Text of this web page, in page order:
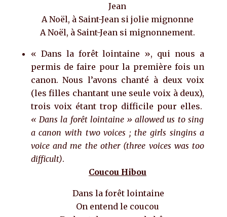
Jean
A Noël, à Saint-Jean si jolie mignonne
A Noël, à Saint-Jean si mignonnement.
« Dans la forêt lointaine », qui nous a
permis de faire pour la première fois un
canon. Nous l’avons chanté à deux voix
(les filles chantant une seule voix à deux),
trois voix étant trop difficile pour elles.
« Dans la forêt lointaine » allowed us to sing
a canon with two voices ; the girls singins a
voice and me the other (three voices was too
difficult).
Coucou Hibou
Dans la forêt lointaine
On entend le coucou